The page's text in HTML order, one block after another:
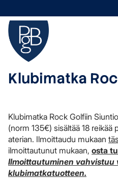
Klubimatka
Klubimatka Rock Golfiin
(norm 135€) sisältää 18 reikää
aterian. Ilmoittaudu mukaan
ilmoittautunut mukaan, osta
Ilmoittautuminen vahvistuu
klubimatkatuotteen.